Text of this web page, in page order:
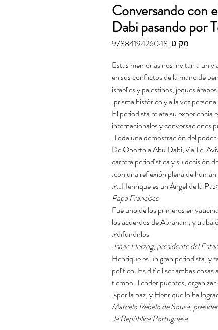
Conversando con
Dabi pasando por
מק"ט: 9788419426048
Estas memorias nos invitan a un
en sus conflictos de la mano de
israelíes y palestinos, jeques
prisma histórico y a la vez personal.
El periodista relata su experiencia
internacionales y conversaciones
Toda una demostración del
De Oporto a Abu Dabi, vía Tel
carrera periodística y su decisión
con una reflexión plena de
«Henrique es
Papa Francisco
los acuerdos de Abraham, y
difundirlos».
Isaac Herzog, presidente del
político. Es difícil ser ambas cosas
tiempo. Tender puentes,
por la paz, y Henrique lo ha
Marcelo Rebelo de Sousa,
la República Portuguesa.